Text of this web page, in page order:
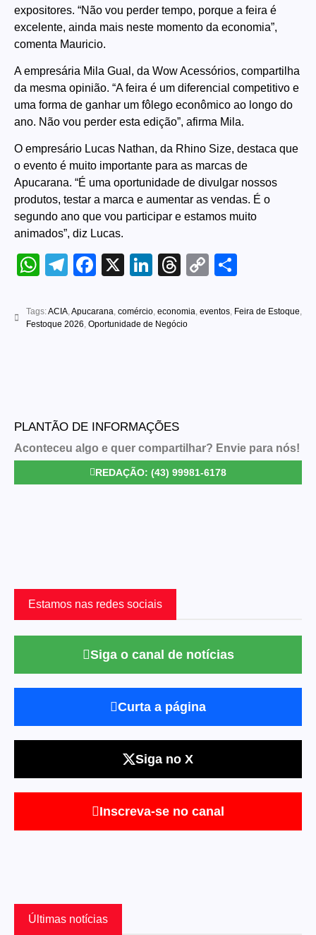
expositores. “Não vou perder tempo, porque a feira é
excelente, ainda mais neste momento da economia”,
comenta Mauricio.
A empresária Mila Gual, da Wow Acessórios, compartilha
da mesma opinião. “A feira é um diferencial competitivo e
uma forma de ganhar um fôlego econômico ao longo do
ano. Não vou perder esta edição”, afirma Mila.
O empresário Lucas Nathan, da Rhino Size, destaca que
o evento é muito importante para as marcas de
Apucarana. “É uma oportunidade de divulgar nossos
produtos, testar a marca e aumentar as vendas. É o
segundo ano que vou participar e estamos muito
animados”, diz Lucas.
WhatsApp
Telegram
Facebook
X LinkedIn
Threads
Copy
Tags:ACIA,Apucarana, comércio, economia, eventos, Feira de Estoque,
Festoque 2026, Oportunidade de Negócio
PLANTÃO DE INFORMAÇÕES
Aconteceu algo e quer compartilhar? Envie para nós!
REDAÇÃO: (43) 99981-6178
Estamos nas redes sociais
Siga o canal de notícias
Curta a página
Siga no X
Inscreva-se no canal
Últimas notícias